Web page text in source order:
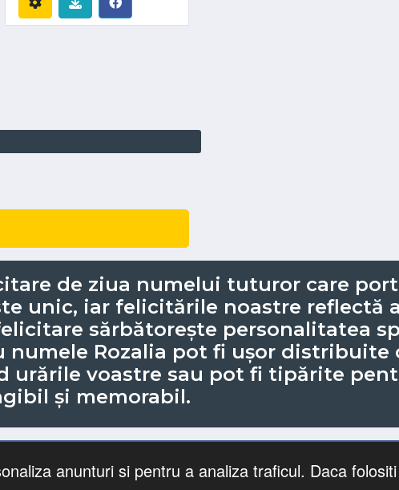
anunturi si pentru a analiza traficul. Daca
de ziua numelui tuturor care
unic, iar felicitările noastre reflectă
sărbătorește personalitatea
Rozalia pot fi ușor distribuite
urările voastre sau pot fi tipărite
și memorabil.
Confidentialitate
Gif-uri Animate